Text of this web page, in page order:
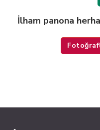
İlham panona